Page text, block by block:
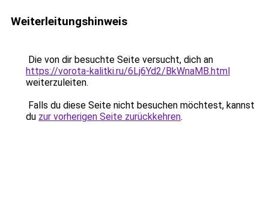
Weiterleitungshinweis
Die von dir besuchte Seite versucht, dich an
https://vorota-kalitki.ru/6Lj6Yd2/BkWnaMB.html
weiterzuleiten.
Falls du diese Seite nicht besuchen möchtest, kannst
du zur vorherigen Seite zurückkehren.